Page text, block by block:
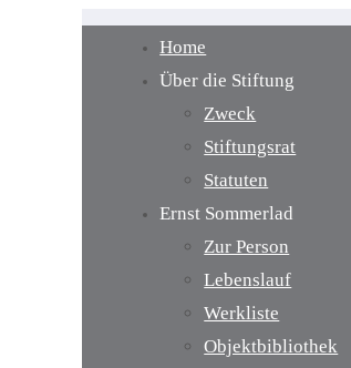
Home
Über die Stiftung
Zweck
Stiftungsrat
Statuten
Ernst Sommerlad
Zur Person
Lebenslauf
Werkliste
Objektbibliothek